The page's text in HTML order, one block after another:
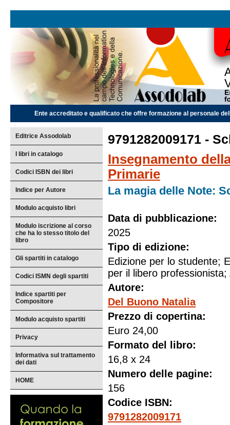
Ente accreditato e qualificato che offre formazione al personale
Editrice Assodolab
I libri in catalogo
Codici ISBN dei libri
Indice per Autore
Modulo acquisto libri
Modulo iscrizione al corso
che ha lo stesso titolo del
libro
Gli spartiti in catalogo
Codici ISMN degli spartiti
Indice spartiti per
Compositore
Modulo acquisto spartiti
Privacy
Informativa sul trattamento
dei dati
HOME
9791282009171 -
Insegnamento
Primarie
La magia delle Note:
Data di pubblicazione:
2025
Tipo di edizione:
Edizione per lo studente;
per il libero professionista;
Autore:
Del Buono Natalia
Prezzo di copertina:
Euro 24,00
Formato del libro:
16,8 x 24
Numero delle pagine:
156
Codice ISBN:
9791282009171